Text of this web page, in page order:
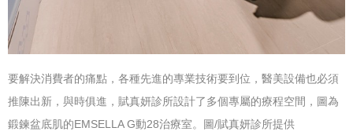
要解決消費者的痛點 ， 各種先進的專業技術要到位，醫美設備也必須
推陳出新， 與時俱進，賦真妍診所設計了多個專屬的療程空間，圖為
鍛鍊盆底肌的EMSELLA G動28治療室。 圖/賦真妍診所提供